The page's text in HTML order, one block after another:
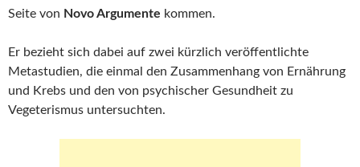
Seite von Novo Argumente kommen.
Er bezieht sich dabei auf zwei kürzlich veröffentlichte
Metastudien, die einmal den Zusammenhang von Ernährung
und Krebs und den von psychischer Gesundheit zu
Vegeterismus untersuchten.